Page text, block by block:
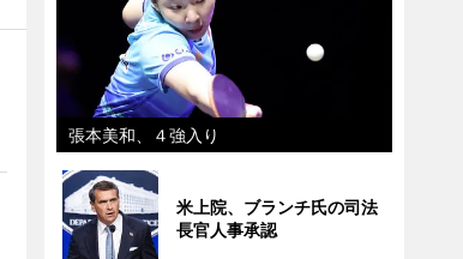
張本美和、４強入り
米上院、ブランチ氏の司法
長官人事承認